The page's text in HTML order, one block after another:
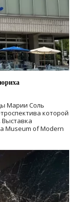
Марии Соль
которой
Museum of Modern